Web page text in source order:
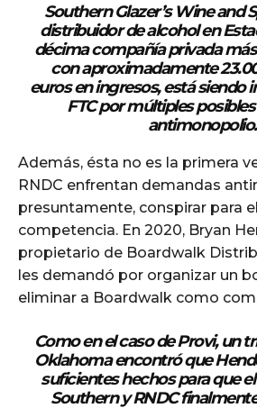
Southern Glazer’s Wine and
distribuidor de alcohol en
décima compañía privada
con aproximadamente
euros en ingresos, está siendo
FTC por múltiples
antimonopolio.
Además, ésta no es la primera
RNDC enfrentan demandas
presuntamente, conspirar para
competencia. En 2020, Bryan
propietario de Boardwalk
les demandó por organizar un
eliminar a Boardwalk como
Como en el caso de Provi, un
Oklahoma encontró que
suficientes hechos para que
Southern y RNDC